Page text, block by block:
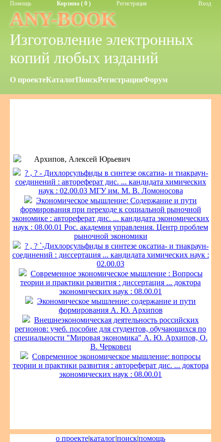
Помощь Корзина ( 0 ) Регистрация Вход
ANY-BOOK
Изготовление электронных
копий любых изданий
О проектеКаталогПоискРегистрацияФорум
Архипов, Алексей Юрьевич
? , ? - Дихлорсульфиды в синтезе оксатиа- и тиакраун-
соединений : автореферат дис. ... кандидата химических
наук : 02.00.03 МГУ им. М. В. Ломоносова
Экономическое мышление: Содержание и пути
формирования при переходе к социальной рыночной
экономике : автореферат дис. ... кандидата экономических
наук : 08.00.01 Рос. академия управления. Центр проблем
рыночной экономики
? , ? `-Дихлорсульфиды в синтезе оксатиа- и тиакраун-
соединений : диссертация ... кандидата химических наук :
02.00.03
Современное экономическое мышление : Вопросы
теории и практики развития : диссертация ... доктора
экономических наук : 08.00.01
Экономическое мышление: содержание и пути
формирования А. Ю. Архипов
Внешнеэкономическая деятельность российских
регионов: учеб. пособие для студентов, обучающихся по
специальности "Мировая экономика" А. Ю. Архипов, О.
В. Черковец
Современное экономическое мышление: вопросы
теории и практики развития : автореферат дис. ... доктора
экономических наук : 08.00.01
о проекте|каталог|поиск|помощь